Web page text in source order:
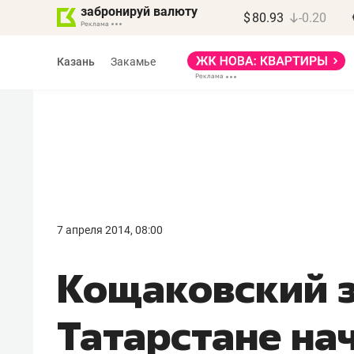
забронируй валюту $ 80.93 -0.20
Казань Закамье
7 апреля 2014, 08:00
Кощаковский
Татарстане
девелопера – найти
правильный продукт»
Девелопер из топ-10*
Башкортостана входит в Татарстан